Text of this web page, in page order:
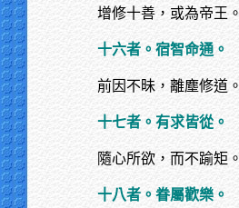
增修十善，或為帝王。
十六者。宿智命通。
前因不昧，離塵修道。
十七者。有求皆從。
隨心所欲，而不踰矩。
十八者。眷屬歡樂。